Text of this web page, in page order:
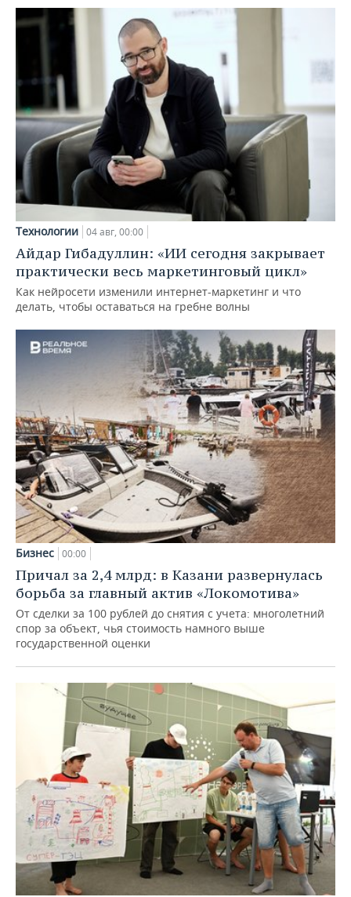
Технологии 04 авг, 00:00
Айдар Гибадуллин: «ИИ сегодня закрывает
практически весь маркетинговый цикл»
Как нейросети изменили интернет-маркетинг и что
делать, чтобы оставаться на гребне волны
Бизнес 00:00
Причал за 2,4 млрд: в Казани развернулась
борьба за главный актив «Локомотива»
От сделки за 100 рублей до снятия с учета: многолетний
спор за объект, чья стоимость намного выше
государственной оценки